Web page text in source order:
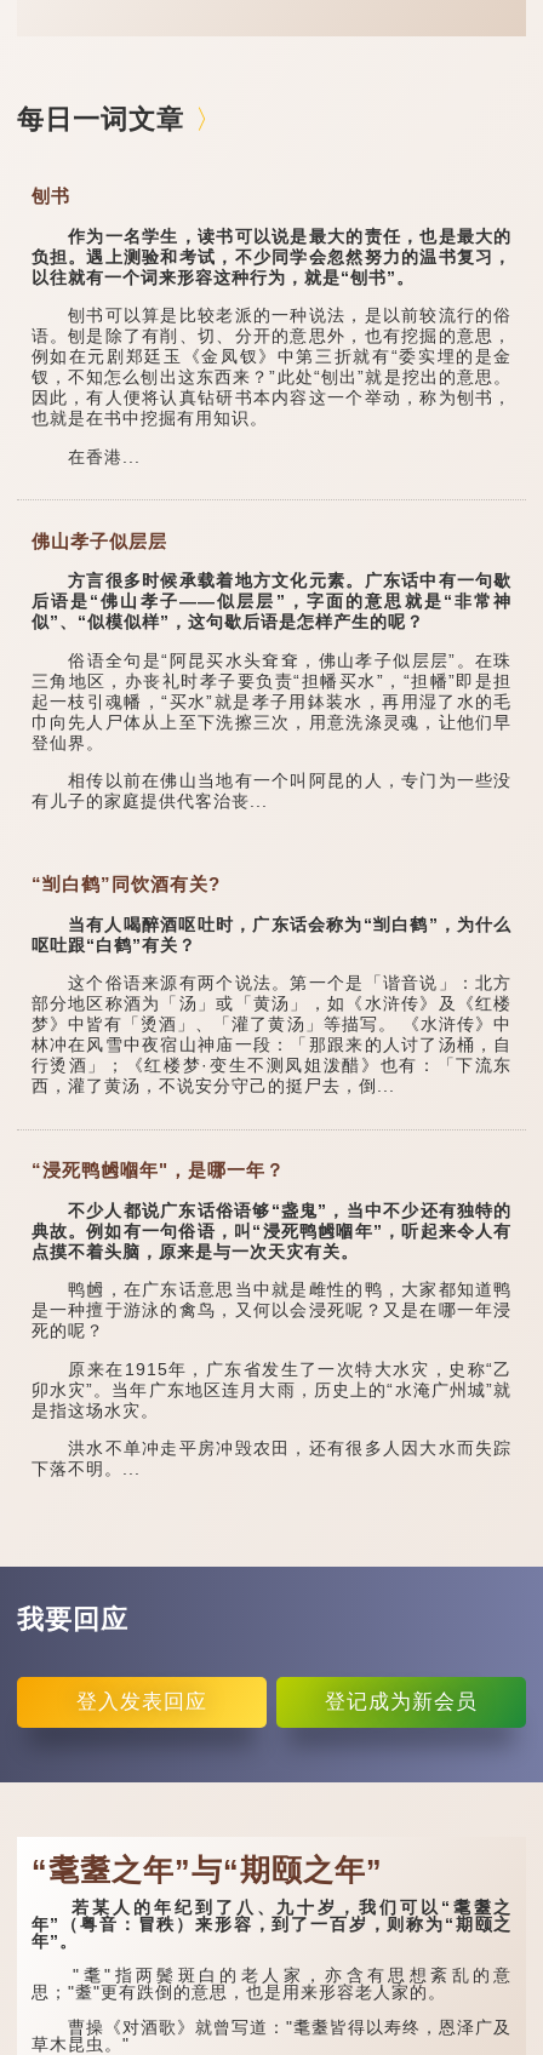
每日一词文章
刨书
作为一名学生，读书可以说是最大的责任，也是最大的
负担。遇上测验和考试，不少同学会忽然努力的温书复习，
以往就有一个词来形容这种行为，就是“刨书”。
刨书可以算是比较老派的一种说法，是以前较流行的俗
语。刨是除了有削、切、分开的意思外，也有挖掘的意思，
例如在元剧郑廷玉《金凤钗》中第三折就有“委实埋的是金
钗，不知怎么刨出这东西来？”此处“刨出”就是挖出的意思。
因此，有人便将认真钻研书本内容这一个举动，称为刨书，
也就是在书中挖掘有用知识。
在香港...
佛山孝子似层层
方言很多时候承载着地方文化元素。广东话中有一句歇
后语是“佛山孝子——似层层”，字面的意思就是“非常神
似”、“似模似样”，这句歇后语是怎样产生的呢？
俗语全句是“阿昆买水头耷耷，佛山孝子似层层”。在珠
三角地区，办丧礼时孝子要负责“担幡买水”，“担幡”即是担
起一枝引魂幡，“买水”就是孝子用鉢装水，再用湿了水的毛
巾向先人尸体从上至下洗擦三次，用意洗涤灵魂，让他们早
登仙界。
相传以前在佛山当地有一个叫阿昆的人，专门为一些没
有儿子的家庭提供代客治丧...
“㓥白鹤”同饮酒有关?
当有人喝醉酒呕吐时，广东话会称为“㓥白鹤”，为什么
呕吐跟“白鹤”有关？
这个俗语来源有两个说法。第一个是「谐音说」：北方
部分地区称酒为「汤」或「黄汤」，如《水浒传》及《红楼
梦》中皆有「烫酒」、「灌了黄汤」等描写。 《水浒传》中
林冲在风雪中夜宿山神庙一段：「那跟来的人讨了汤桶，自
行烫酒」；《红楼梦·变生不测凤姐泼醋》也有：「下流东
西，灌了黄汤，不说安分守己的挺尸去，倒...
“浸死鸭乸嗰年"，是哪一年？
不少人都说广东话俗语够“盏鬼”，当中不少还有独特的
典故。例如有一句俗语，叫“浸死鸭乸嗰年”，听起来令人有
点摸不着头脑，原来是与一次天灾有关。
鸭乸，在广东话意思当中就是雌性的鸭，大家都知道鸭
是一种擅于游泳的禽鸟，又何以会浸死呢？又是在哪一年浸
死的呢？
原来在1915年，广东省发生了一次特大水灾，史称“乙
卯水灾”。当年广东地区连月大雨，历史上的“水淹广州城”就
是指这场水灾。
洪水不单冲走平房冲毁农田，还有很多人因大水而失踪
下落不明。...
我要回应
登入 发表回应 登记成为新会员
“耄耋之年”与“期颐之年”
若某人的年纪到了八、九十岁，我们可以“耄耋之
年”（粤音：冒秩）来形容，到了一百岁，则称为“期颐之
年”。
"耄"指两鬓斑白的老人家，亦含有思想紊乱的意
思；"耋"更有跌倒的意思，也是用来形容老人家的。
曹操《对酒歌》就曾写道："耄耋皆得以寿终，恩泽广及
草木昆虫。"